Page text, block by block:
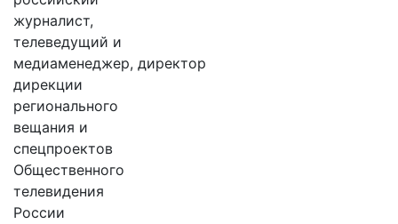
журналист,
телеведущий и
медиаменеджер, директор
дирекции
регионального
вещания и
спецпроектов
Общественного
телевидения
России